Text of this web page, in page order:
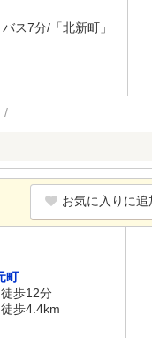
ス7分/「北新町」
お気に入りに追
町
歩12分
歩4.4km